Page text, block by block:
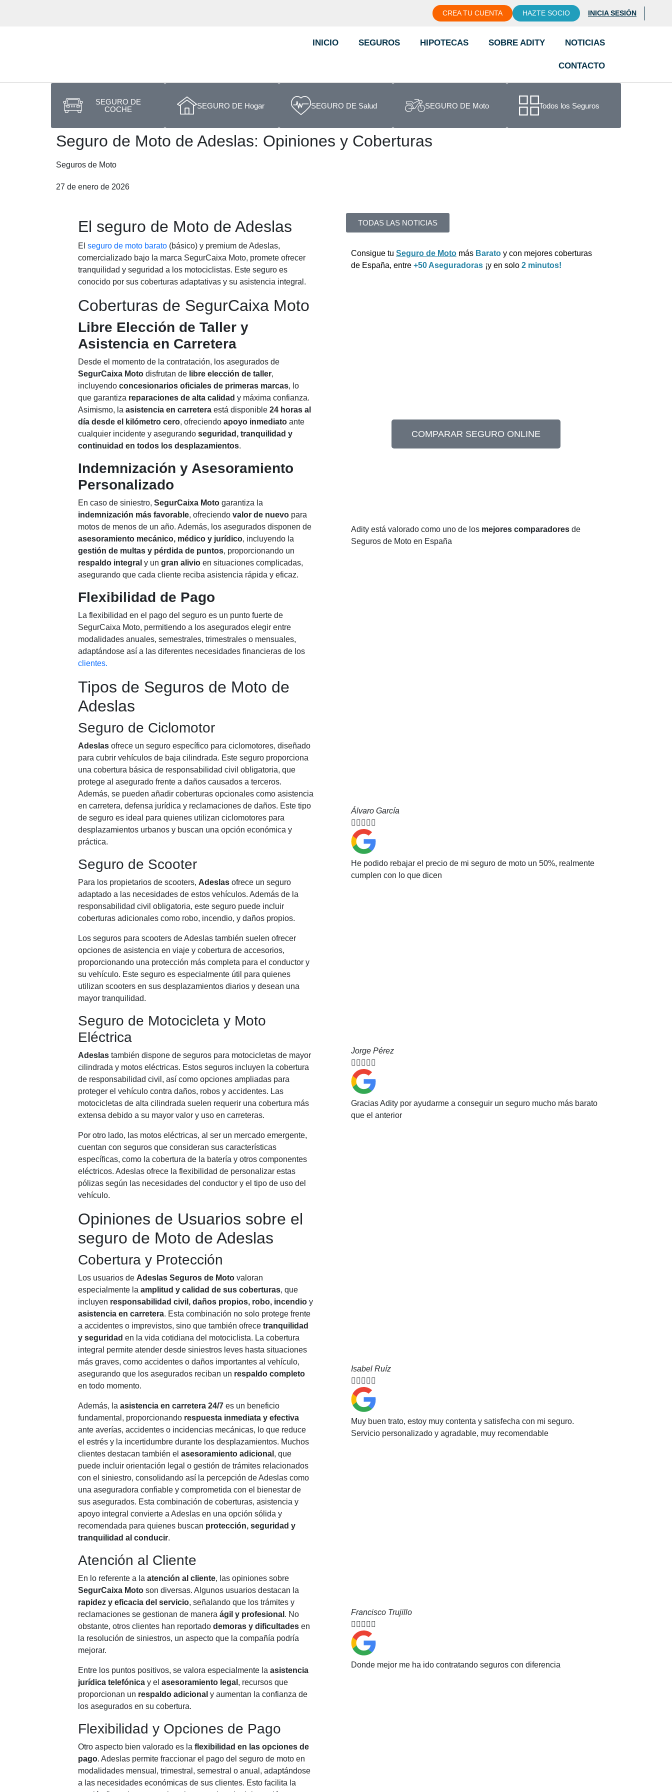
CREA TU CUENTA HAZTE SOCIO INICIA SESIÓN
INICIO SEGUROS HIPOTECAS SOBRE ADITY NOTICIAS
CONTACTO
SEGURO DE
COCHE
SEGURO DE Hogar SEGURO DE Salud SEGURO DE Moto Todos los Seguros
Seguro de Moto de Adeslas: Opiniones y Coberturas
Seguros de Moto
27 de enero de 2026
El seguro de Moto de Adeslas
El seguro de moto barato (básico) y premium de Adeslas,
comercializado bajo la marca SegurCaixa Moto, promete ofrecer
tranquilidad y seguridad a los motociclistas. Este seguro es
conocido por sus coberturas adaptativas y su asistencia integral.
Coberturas de SegurCaixa Moto
Libre Elección de Taller y
Asistencia en Carretera
Desde el momento de la contratación, los asegurados de
SegurCaixa Moto disfrutan de libre elección de taller,
incluyendo concesionarios oficiales de primeras marcas, lo
que garantiza reparaciones de alta calidad y máxima confianza.
Asimismo, la asistencia en carretera está disponible 24 horas al
día desde el kilómetro cero, ofreciendo apoyo inmediato ante
cualquier incidente y asegurando seguridad, tranquilidad y
continuidad en todos los desplazamientos.
Indemnización y Asesoramiento
Personalizado
En caso de siniestro, SegurCaixa Moto garantiza la
indemnización más favorable, ofreciendo valor de nuevo para
motos de menos de un año. Además, los asegurados disponen de
asesoramiento mecánico, médico y jurídico, incluyendo la
gestión de multas y pérdida de puntos, proporcionando un
respaldo integral y un gran alivio en situaciones complicadas,
asegurando que cada cliente reciba asistencia rápida y eficaz.
Flexibilidad de Pago
La flexibilidad en el pago del seguro es un punto fuerte de
SegurCaixa Moto, permitiendo a los asegurados elegir entre
modalidades anuales, semestrales, trimestrales o mensuales,
adaptándose así a las diferentes necesidades financieras de los
clientes.
Tipos de Seguros de Moto de
Adeslas
Seguro de Ciclomotor
Adeslas ofrece un seguro específico para ciclomotores, diseñado
para cubrir vehículos de baja cilindrada. Este seguro proporciona
una cobertura básica de responsabilidad civil obligatoria, que
protege al asegurado frente a daños causados a terceros.
Además, se pueden añadir coberturas opcionales como asistencia
en carretera, defensa jurídica y reclamaciones de daños. Este tipo
de seguro es ideal para quienes utilizan ciclomotores para
desplazamientos urbanos y buscan una opción económica y
práctica.
Seguro de Scooter
Para los propietarios de scooters, Adeslas ofrece un seguro
adaptado a las necesidades de estos vehículos. Además de la
responsabilidad civil obligatoria, este seguro puede incluir
coberturas adicionales como robo, incendio, y daños propios.
Los seguros para scooters de Adeslas también suelen ofrecer
opciones de asistencia en viaje y cobertura de accesorios,
proporcionando una protección más completa para el conductor y
su vehículo. Este seguro es especialmente útil para quienes
utilizan scooters en sus desplazamientos diarios y desean una
mayor tranquilidad.
Seguro de Motocicleta y Moto
Eléctrica
Adeslas también dispone de seguros para motocicletas de mayor
cilindrada y motos eléctricas. Estos seguros incluyen la cobertura
de responsabilidad civil, así como opciones ampliadas para
proteger el vehículo contra daños, robos y accidentes. Las
motocicletas de alta cilindrada suelen requerir una cobertura más
extensa debido a su mayor valor y uso en carreteras.
Por otro lado, las motos eléctricas, al ser un mercado emergente,
cuentan con seguros que consideran sus características
específicas, como la cobertura de la batería y otros componentes
eléctricos. Adeslas ofrece la flexibilidad de personalizar estas
pólizas según las necesidades del conductor y el tipo de uso del
vehículo.
Opiniones de Usuarios sobre el
seguro de Moto de Adeslas
Cobertura y Protección
Los usuarios de Adeslas Seguros de Moto valoran
especialmente la amplitud y calidad de sus coberturas, que
incluyen responsabilidad civil, daños propios, robo, incendio y
asistencia en carretera. Esta combinación no solo protege frente
a accidentes o imprevistos, sino que también ofrece tranquilidad
y seguridad en la vida cotidiana del motociclista. La cobertura
integral permite atender desde siniestros leves hasta situaciones
más graves, como accidentes o daños importantes al vehículo,
asegurando que los asegurados reciban un respaldo completo
en todo momento.
Además, la asistencia en carretera 24/7 es un beneficio
fundamental, proporcionando respuesta inmediata y efectiva
ante averías, accidentes o incidencias mecánicas, lo que reduce
el estrés y la incertidumbre durante los desplazamientos. Muchos
clientes destacan también el asesoramiento adicional , que
puede incluir orientación legal o gestión de trámites relacionados
con el siniestro, consolidando así la percepción de Adeslas como
una aseguradora confiable y comprometida con el bienestar de
sus asegurados. Esta combinación de coberturas, asistencia y
apoyo integral convierte a Adeslas en una opción sólida y
recomendada para quienes buscan protección, seguridad y
tranquilidad al conducir.
Atención al Cliente
En lo referente a la atención al cliente, las opiniones sobre
SegurCaixa Moto son diversas. Algunos usuarios destacan la
rapidez y eficacia del servicio, señalando que los trámites y
reclamaciones se gestionan de manera ágil y profesional . No
obstante, otros clientes han reportado demoras y dificultades en
la resolución de siniestros, un aspecto que la compañía podría
mejorar.
Entre los puntos positivos, se valora especialmente la asistencia
jurídica telefónica y el asesoramiento legal , recursos que
proporcionan un respaldo adicional y aumentan la confianza de
los asegurados en su cobertura.
Flexibilidad y Opciones de Pago
Otro aspecto bien valorado es la flexibilidad en las opciones de
pago. Adeslas permite fraccionar el pago del seguro de moto en
modalidades mensual, trimestral, semestral o anual, adaptándose
a las necesidades económicas de sus clientes. Esto facilita la
TODAS LAS NOTICIAS
Consigue tu Seguro de Moto más Barato y con mejores coberturas
de España, entre +50 Aseguradoras ¡y en solo 2 minutos!
COMPARAR SEGURO ONLINE
Adity está valorado como uno de los mejores comparadores de
Seguros de Moto en España
Álvaro García
    
He podido rebajar el precio de mi seguro de moto un 50%, realmente
cumplen con lo que dicen
Jorge Pérez
    
Gracias Adity por ayudarme a conseguir un seguro mucho más barato
que el anterior
Isabel Ruíz
    
Muy buen trato, estoy muy contenta y satisfecha con mi seguro.
Servicio personalizado y agradable, muy recomendable
Francisco Trujillo
    
Donde mejor me ha ido contratando seguros con diferencia